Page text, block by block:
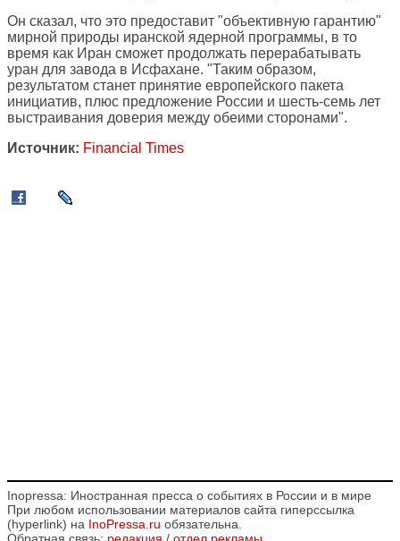
Он сказал, что это предоставит "объективную гарантию"
мирной природы иранской ядерной программы, в то
время как Иран сможет продолжать перерабатывать
уран для завода в Исфахане. "Таким образом,
результатом станет принятие европейского пакета
инициатив, плюс предложение России и шесть-семь лет
выстраивания доверия между обеими сторонами".
Источник: Financial Times
Inopressa: Иностранная пресса о событиях в России и в мире
При любом использовании материалов сайта гиперссылка
(hyperlink) на InoPressa.ru обязательна.